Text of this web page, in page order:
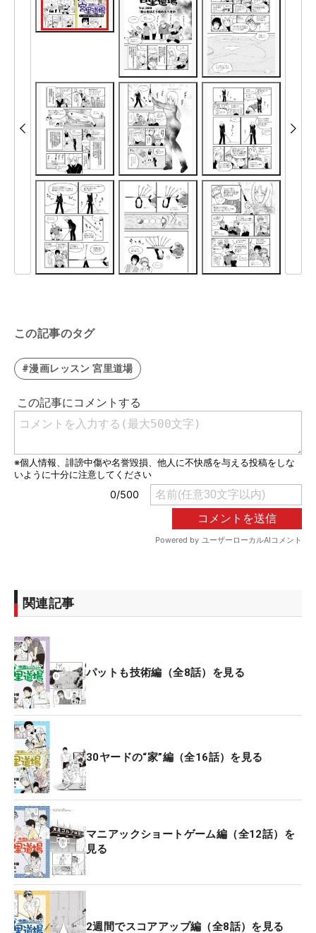
この記事のタグ
#漫画レッスン 宮里道場
関連記事
パットも技術編（全8話）を見る
30ヤードの“家”編（全16話）を見る
マニアックショートゲーム編（全12話）を
見る
2週間でスコアアップ編（全8話）を見る